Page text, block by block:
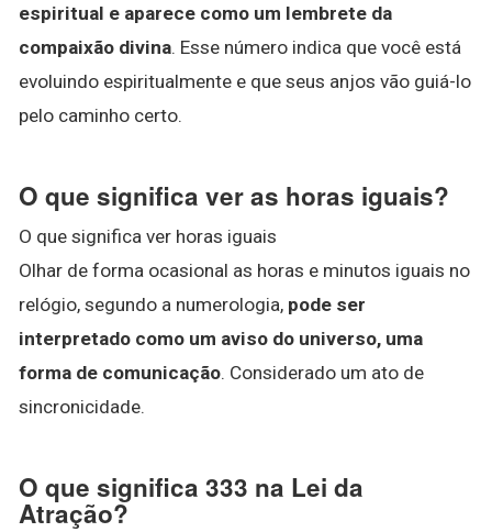
espiritual e aparece como um lembrete da
compaixão divina. Esse número indica que você está
evoluindo espiritualmente e que seus anjos vão guiá-lo
pelo caminho certo.
O que significa ver as horas iguais?
O que significa ver horas iguais
Olhar de forma ocasional as horas e minutos iguais no
relógio, segundo a numerologia, pode ser
interpretado como um aviso do universo, uma
forma de comunicação. Considerado um ato de
sincronicidade.
O que significa 333 na Lei da
Atração?